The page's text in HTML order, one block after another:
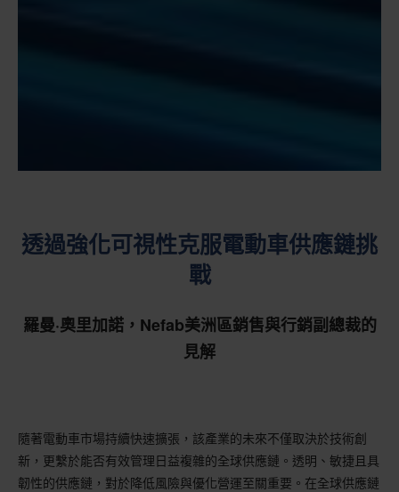
透過強化可視性克服電動車供應鏈挑
戰
羅曼·奧里加諾，Nefab美洲區銷售與行銷副總裁的
見解
隨著電動車市場持續快速擴張，該產業的未來不僅取決於技術創
新，更繫於能否有效管理日益複雜的全球供應鏈。透明、敏捷且具
韌性的供應鏈，對於降低風險與優化營運至關重要。在全球供應鏈